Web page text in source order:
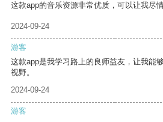
这款app的音乐资源非常优质，可以让我尽
2024-09-24
游客
这款app是我学习路上的良师益友，让我能
视野。
2024-09-24
游客